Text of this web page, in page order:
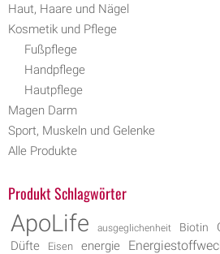
Haut, Haare und Nägel
Kosmetik und Pflege
Fußpflege
Handpflege
Hautpflege
Magen Darm
Sport, Muskeln und Gelenke
Alle Produkte
Produkt Schlagwörter
ApoLife ausgeglichenheit Biotin
Düfte Eisen energie